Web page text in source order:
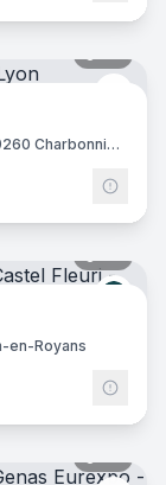
78 Bis Route De Paris, Route Nationale 7, 69260 Charbonnières-les-Bains
en-Royans